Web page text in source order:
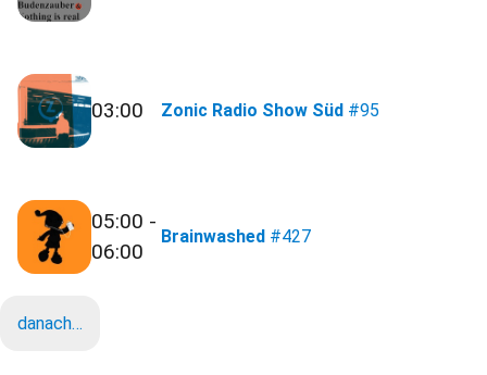
03:00 Zonic Radio Show Süd #95
05:00 -
06:00
Brainwashed #427
danach…